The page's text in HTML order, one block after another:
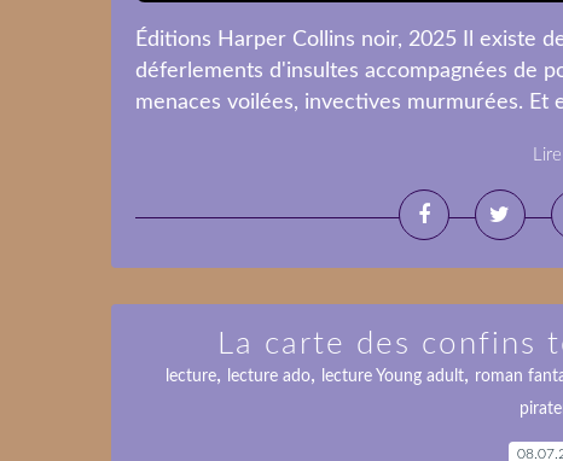
Éditions Harper Collins noir, 2025 Il existe
déferlements d'insultes accompagnées de
menaces voilées, invectives murmurées. Et
La carte des confins
lecture, lecture ado, lecture Young adult, roman